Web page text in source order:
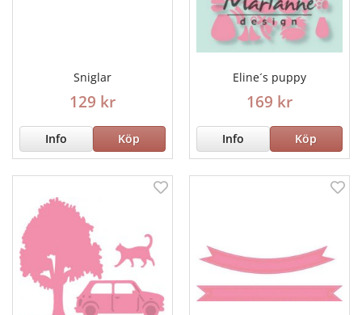
Sniglar
129 kr
Info Köp
Eline´s puppy
169 kr
Info Köp